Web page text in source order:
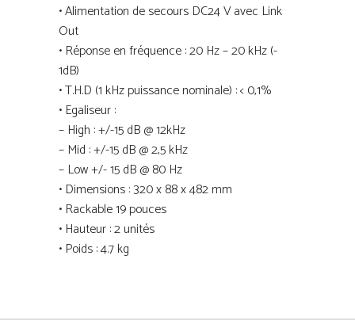
• Alimentation de secours DC24 V avec Link
Out
• Réponse en fréquence : 20 Hz – 20 kHz (-
1dB)
• T.H.D (1 kHz puissance nominale) : < 0,1%
• Egaliseur :
– High : +/-15 dB @ 12kHz
– Mid : +/-15 dB @ 2,5 kHz
– Low +/- 15 dB @ 80 Hz
• Dimensions : 320 x 88 x 482 mm
• Rackable 19 pouces
• Hauteur : 2 unités
• Poids : 4.7 kg